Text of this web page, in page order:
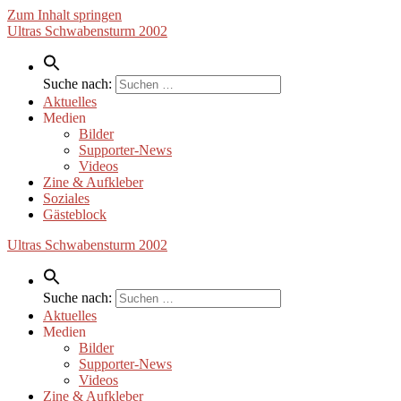
Zum Inhalt springen
Ultras Schwabensturm 2002
Suche nach:
Aktuelles
Medien
Bilder
Supporter-News
Videos
Zine & Aufkleber
Soziales
Gästeblock
Ultras Schwabensturm 2002
Suche nach:
Aktuelles
Medien
Bilder
Supporter-News
Videos
Zine & Aufkleber